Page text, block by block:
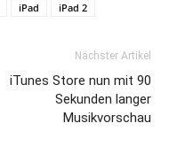
iPad iPad 2
Nächster Artikel
iTunes Store nun mit 90
Sekunden langer
Musikvorschau